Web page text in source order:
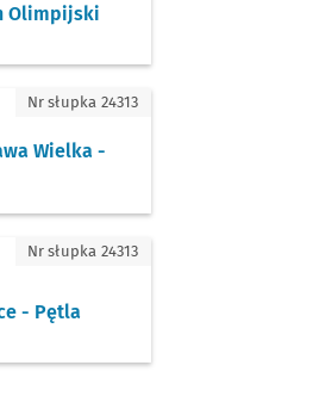
Olimpijski
Wielka - Pętla
Wielka -
Nr słupka 24313
Pętla
- Pętla
Nr słupka 24313